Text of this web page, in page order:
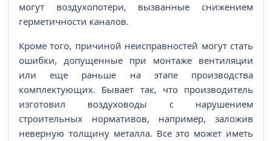
могут воздухопотери, вызванные снижением
герметичности каналов.
Кроме того, причиной неисправностей могут стать
ошибки, допущенные при монтаже вентиляции
или еще раньше на этапе производства
комплектующих. Бывает так, что производитель
изготовил воздуховоды с нарушением
строительных нормативов, например, заложив
неверную толщину металла. Все это может иметь